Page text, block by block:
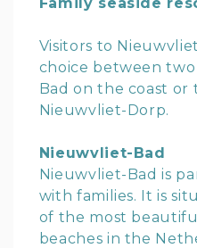
Visitors to
choice between
Bad on the coast or
Nieuwvliet-Dorp.
Nieuwvliet-Bad
Nieuwvliet-Bad is
with families. It is
of the most
beaches in the